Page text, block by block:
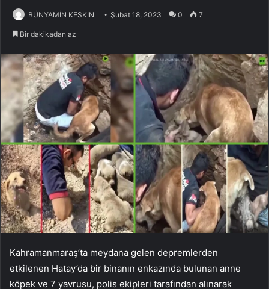
BÜNYAMİN KESKİN Şubat 18, 2023 0 7
Bir dakikadan az
Kahramanmaraş’ta meydana gelen depremlerden
etkilenen Hatay’da bir binanın enkazında bulunan anne
köpek ve 7 yavrusu, polis ekipleri tarafından alınarak